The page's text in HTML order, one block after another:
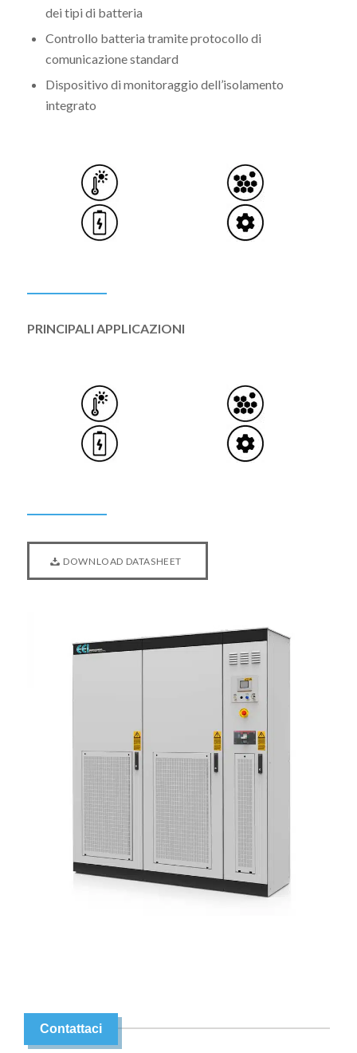
dei tipi di batteria
Controllo batteria tramite protocollo di
comunicazione standard
Dispositivo di monitoraggio dell’isolamento
integrato
PRINCIPALI APPLICAZIONI
DOWNLOAD DATASHEET
Contattaci